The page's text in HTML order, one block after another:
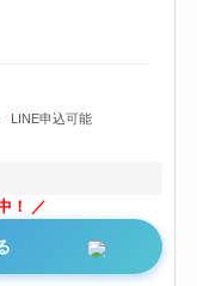
LINE申込可能
！